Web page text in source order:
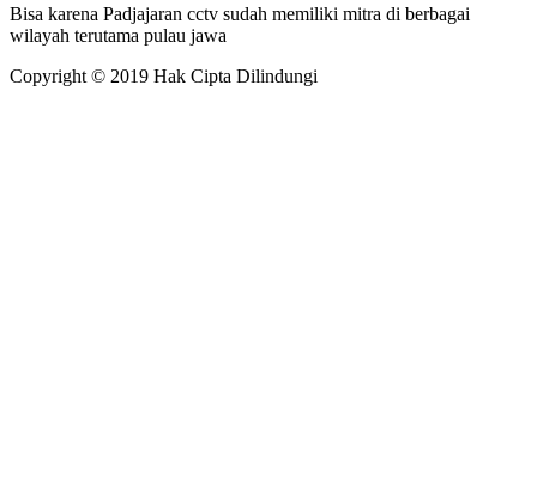
Bisa karena Padjajaran cctv sudah memiliki mitra di berbagai
wilayah terutama pulau jawa
Copyright © 2019 Hak Cipta Dilindungi